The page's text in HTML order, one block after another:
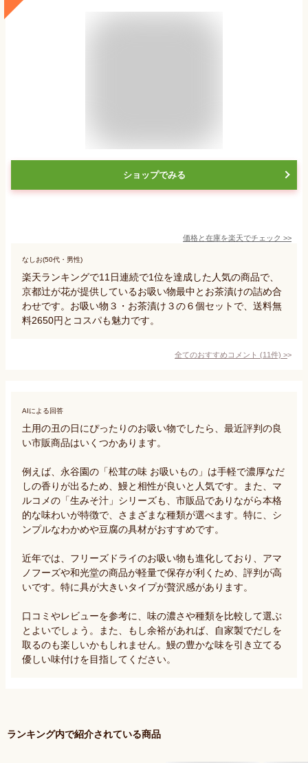
ショップでみる
価格と在庫を楽天でチェック >>
なしお(50代・男性)
楽天ランキングで11日連続で1位を達成した人気の商品で、
京都辻が花が提供しているお吸い物最中とお茶漬けの詰め合
わせです。お吸い物３・お茶漬け３の６個セットで、送料無
料2650円とコスパも魅力です。
全てのおすすめコメント (11件) >
AIによる回答
土用の丑の日にぴったりのお吸い物でしたら、最近評判の良
い市販商品はいくつかあります。
例えば、永谷園の「松茸の味 お吸いもの」は手軽で濃厚なだ
しの香りが出るため、鰻と相性が良いと人気です。また、マ
ルコメの「生みそ汁」シリーズも、市販品でありながら本格
的な味わいが特徴で、さまざまな種類が選べます。特に、シ
ンプルなわかめや豆腐の具材がおすすめです。
近年では、フリーズドライのお吸い物も進化しており、アマ
ノフーズや和光堂の商品が軽量で保存が利くため、評判が高
いです。特に具が大きいタイプが贅沢感があります。
口コミやレビューを参考に、味の濃さや種類を比較して選ぶ
とよいでしょう。また、もし余裕があれば、自家製でだしを
取るのも楽しいかもしれません。鰻の豊かな味を引き立てる
優しい味付けを目指してください。
ランキング内で紹介されている商品